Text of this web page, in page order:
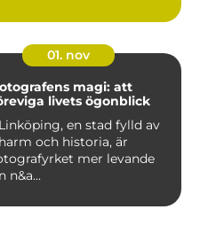
01. nov
magi: att
livets ögonblick
en stad fylld av
och historia, är
mer levande
n&a...